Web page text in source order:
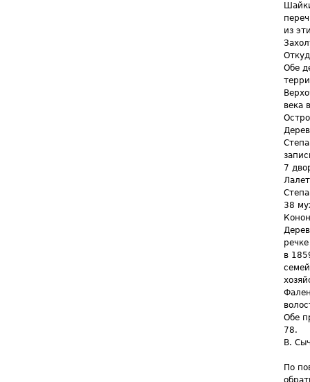
из
Обе
века
7
38
в
Обе
78.
В.
По